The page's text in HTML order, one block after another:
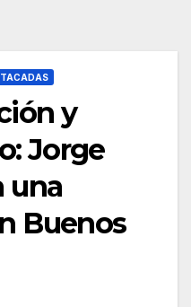
y
Jorge
una
Buenos